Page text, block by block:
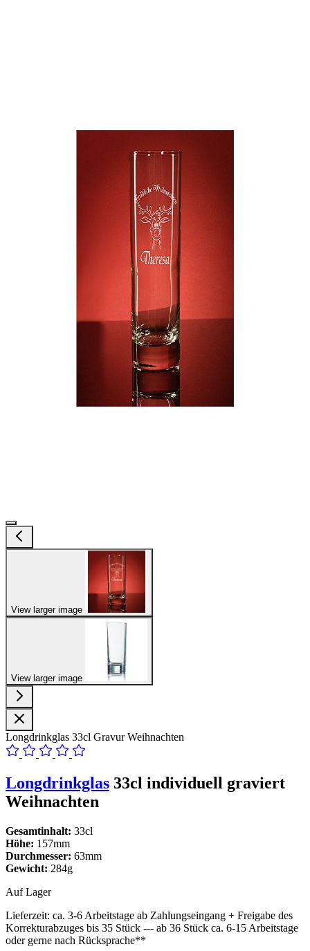
View larger image
View larger image
Longdrinkglas 33cl Gravur Weihnachten
Longdrinkglas 33cl individuell graviert
Weihnachten
Gesamtinhalt: 33cl
Höhe: 157mm
Durchmesser: 63mm
Gewicht: 284g
Auf Lager
Lieferzeit: ca. 3-6 Arbeitstage ab Zahlungseingang + Freigabe des
Korrekturabzuges bis 35 Stück --- ab 36 Stück ca. 6-15 Arbeitstage
oder gerne nach Rücksprache**